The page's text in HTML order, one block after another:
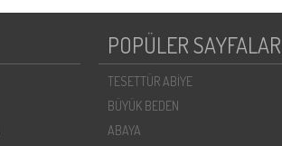
POPÜLER SAYFALAR
TESETTÜR ABİYE
BÜYÜK BEDEN
ABAYA